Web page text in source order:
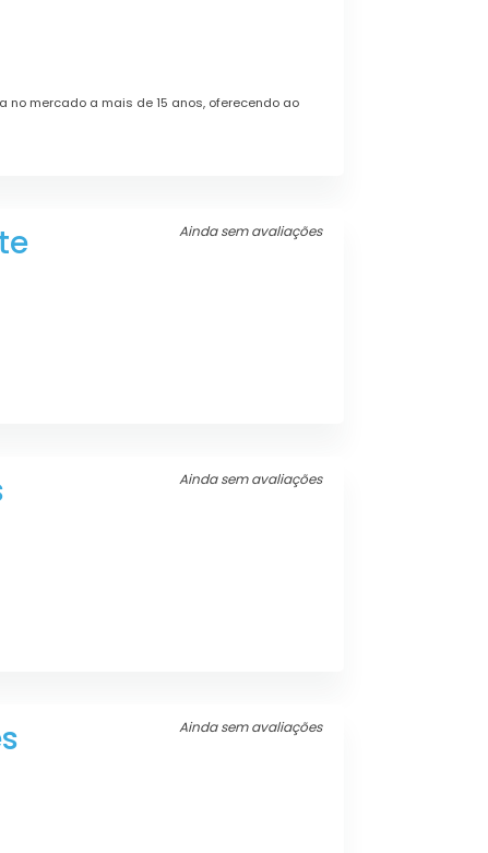
no mercado a mais de 15 anos, oferecendo ao
Ainda sem avaliações
Ainda sem avaliações
Ainda sem avaliações